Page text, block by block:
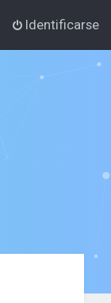
Identificarse